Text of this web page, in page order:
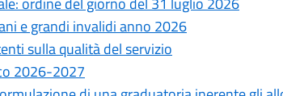
e grandi invalidi anno 2026
sulla qualità del servizio
2026-2027